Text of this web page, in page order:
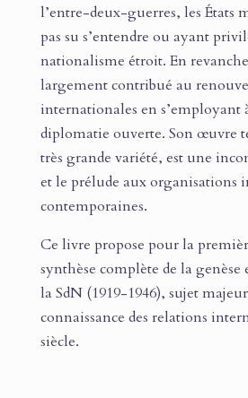
l’entre-deux-guerres, les États
pas su s’entendre ou ayant
nationalisme étroit. En
largement contribué au
internationales en s’employant
diplomatie ouverte. Son œuvre
très grande variété, est une
et le prélude aux organisations
contemporaines.
Ce livre propose pour la
synthèse complète de la genèse
la SdN (1919-1946), sujet
connaissance des relations
siècle.